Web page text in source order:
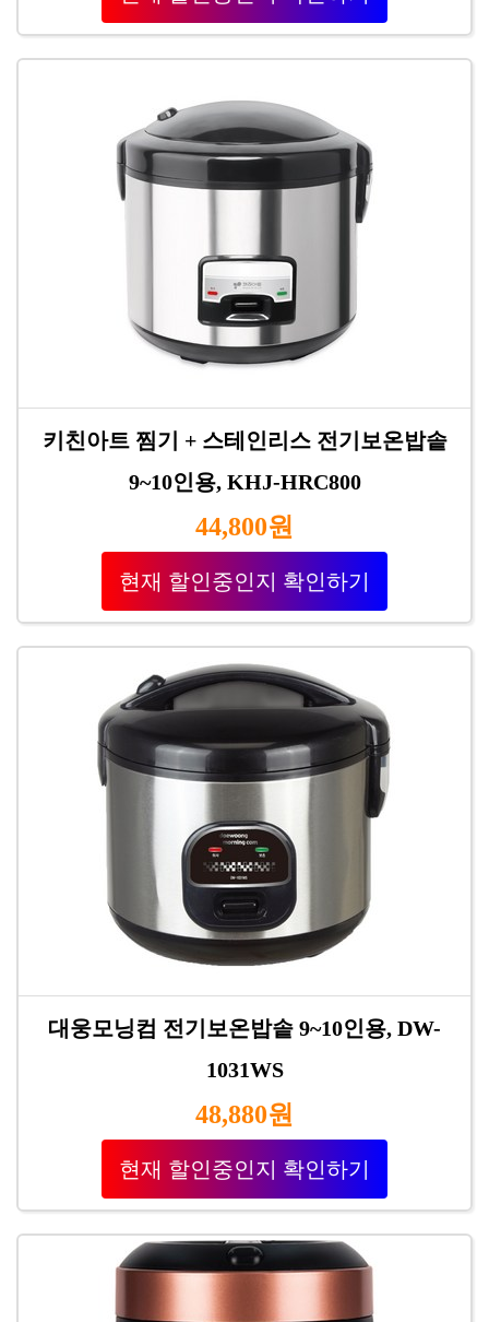
키친아트 찜기 + 스테인리스 전기보온밥솥
9~10인용, KHJ-HRC800
44,800원
현재 할인중인지 확인하기
대웅모닝컴 전기보온밥솥 9~10인용, DW-
1031WS
48,880원
현재 할인중인지 확인하기